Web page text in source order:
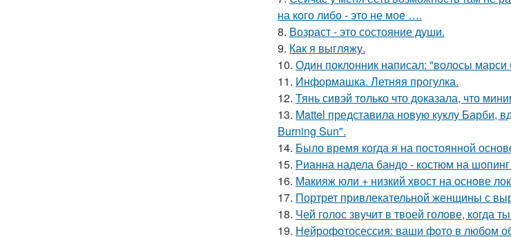
на кого либо - это не мое ….
8. Возраст - это состояние души.
9. Как я выгляжу.
10. Один поклонник написал: "волосы
11. Информашка. Летняя прогулка.
12. Тянь сивэй только что доказала, что
13. Mattel представила новую куклу Барби,
Burning Sun".
14. Было время когда я на постоянной
15. Рианна надела бандо - костюм на
16. Макияж юли + низкий хвост на основе
17. Портрет привлекательной женщины с
18. Чей голос звучит в твоей голове, когда
19. Нейрофотосессия: ваши фото в любом